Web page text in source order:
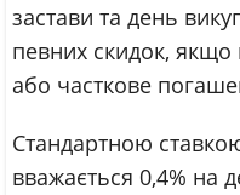
застави та день
певних скидок, якщо
або часткове
Стандартною
вважається 0,4% на